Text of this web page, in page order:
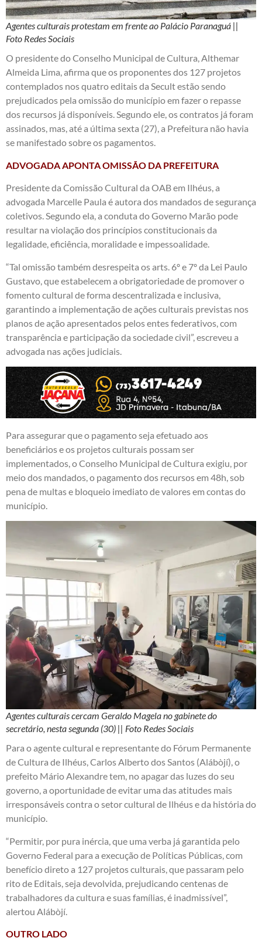
Agentes culturais protestam em frente ao Palácio Paranaguá ||
Foto Redes Sociais
O presidente do Conselho Municipal de Cultura, Althemar
Almeida Lima, afirma que os proponentes dos 127 projetos
contemplados nos quatro editais da Secult estão sendo
prejudicados pela omissão do município em fazer o repasse
dos recursos já disponíveis. Segundo ele, os contratos já foram
assinados, mas, até a última sexta (27), a Prefeitura não havia
se manifestado sobre os pagamentos.
ADVOGADA APONTA OMISSÃO DA PREFEITURA
Presidente da Comissão Cultural da OAB em Ilhéus, a
advogada Marcelle Paula é autora dos mandados de segurança
coletivos. Segundo ela, a conduta do Governo Marão pode
resultar na violação dos princípios constitucionais da
legalidade, eficiência, moralidade e impessoalidade.
“Tal omissão também desrespeita os arts. 6º e 7º da Lei Paulo
Gustavo, que estabelecem a obrigatoriedade de promover o
fomento cultural de forma descentralizada e inclusiva,
garantindo a implementação de ações culturais previstas nos
planos de ação apresentados pelos entes federativos, com
transparência e participação da sociedade civil”, escreveu a
advogada nas ações judiciais.
Para assegurar que o pagamento seja efetuado aos
beneficiários e os projetos culturais possam ser
implementados, o Conselho Municipal de Cultura exigiu, por
meio dos mandados, o pagamento dos recursos em 48h, sob
pena de multas e bloqueio imediato de valores em contas do
município.
Agentes culturais cercam Geraldo Magela no gabinete do
secretário, nesta segunda (30) || Foto Redes Sociais
Para o agente cultural e representante do Fórum Permanente
de Cultura de Ilhéus, Carlos Alberto dos Santos (Alábòjí), o
prefeito Mário Alexandre tem, no apagar das luzes do seu
governo, a oportunidade de evitar uma das atitudes mais
irresponsáveis contra o setor cultural de Ilhéus e da história do
município.
“Permitir, por pura inércia, que uma verba já garantida pelo
Governo Federal para a execução de Políticas Públicas, com
benefício direto a 127 projetos culturais, que passaram pelo
rito de Editais, seja devolvida, prejudicando centenas de
trabalhadores da cultura e suas famílias, é inadmissível”,
alertou Alábòjí.
OUTRO LADO